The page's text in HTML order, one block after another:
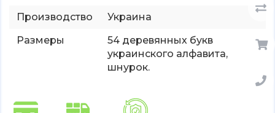
Производство
Украина
Размеры
54 деревянных букв
украинского алфавита,
шнурок.